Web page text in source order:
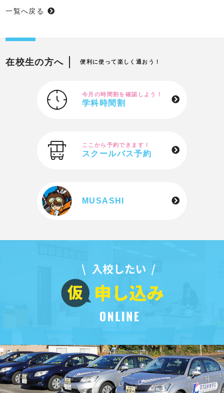
一覧へ戻る
在校生の方へ 便利に使って楽しく通おう！
今月の時間割を確認しよう！
学科時間割
ここから予約できます！
スクールバス予約
MUSASHI